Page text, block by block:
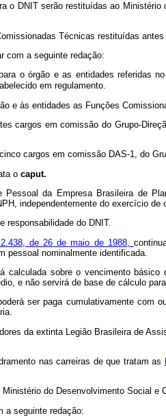
o DNIT serão restituídas ao
Técnicas restituídas
com a seguinte redação:
o órgão e as entidades referidas
em regulamento.
e às entidades as Funções
cargos em comissão do Grupo-
cargos em comissão DAS-1, do
o caput.
da Empresa Brasileira de
independentemente do exercício de
responsabilidade do DNIT.
2.438, de 26 de maio de 1988,
pessoal nominalmente identificada.
calculada sobre o vencimento
e não servirá de base de cálculo
ser paga cumulativamente com
da extinta Legião Brasileira de
nas carreiras de que tratam as
do Desenvolvimento Social
a seguinte redação: